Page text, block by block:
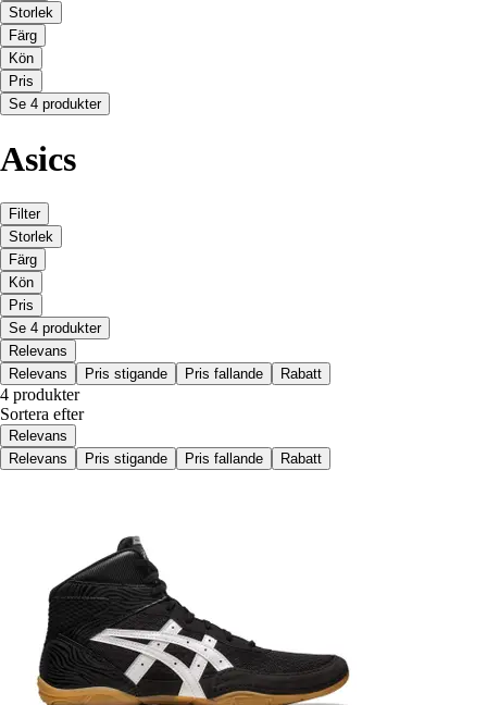
Storlek
Färg
Kön
Pris
Se 4 produkter
Asics
Filter
Storlek
Färg
Kön
Pris
Se 4 produkter
Relevans
Relevans
Pris stigande Pris fallande Rabatt
4 produkter
Sortera efter
Relevans
Relevans
Pris stigande Pris fallande Rabatt